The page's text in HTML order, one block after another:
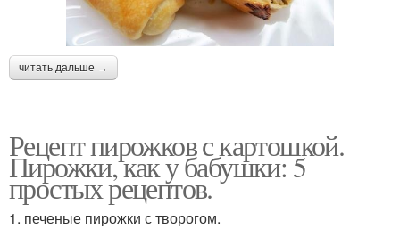
читать дальше →
Рецепт пирожков с картошкой.
Пирожки, как у бабушки: 5
простых рецептов.
1. печеные пирожки с творогом.